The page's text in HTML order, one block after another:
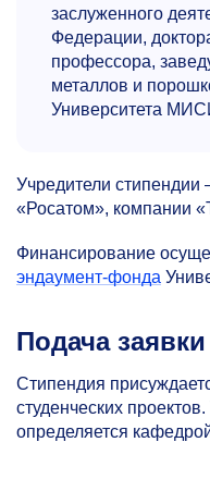
заслуженного
Федерации,
профессора,
металлов и
Университета
Учредители стипендии
«Росатом», компании
Финансирование
эндаумент-фонда
Подача
Стипендия
студенческих
определяется